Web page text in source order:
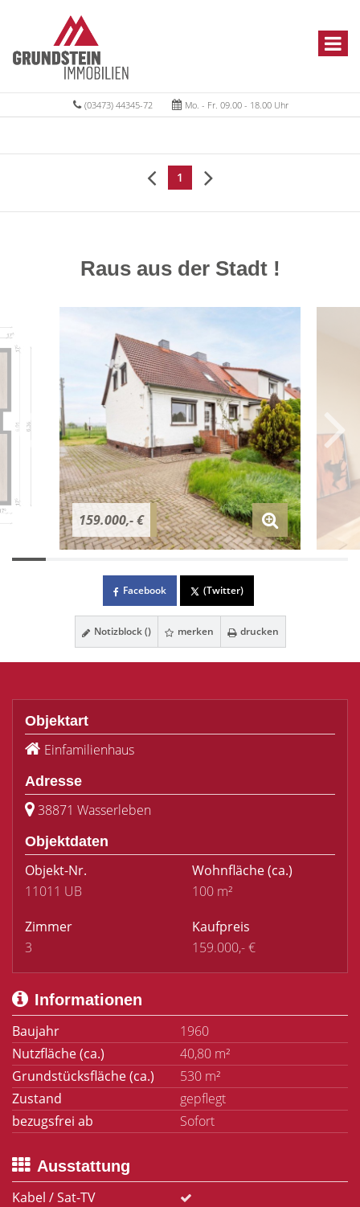
(03473) 44345-72 Mo. - Fr. 09.00 - 18.00 Uhr
1
Raus aus der Stadt !
159.000,- €
Facebook (Twitter)
Notizblock () merken drucken
Objektart
Einfamilienhaus
Adresse
38871 Wasserleben
Objektdaten
Objekt-Nr.
11011 UB
Wohnfläche(ca.)
100 m²
Zimmer
3
Kaufpreis
159.000,- €
Informationen
Baujahr
1960
Nutzfläche (ca.)
40,80 m²
Grundstücksfläche (ca.)
530 m²
Zustand
gepflegt
bezugsfrei ab
Sofort
Ausstattung
Kabel / Sat-TV